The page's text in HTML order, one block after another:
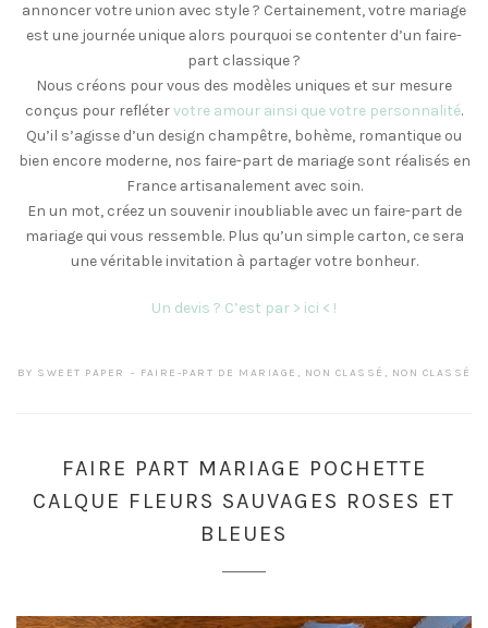
annoncer votre union avec style ? Certainement, votre mariage
est une journée unique alors pourquoi se contenter d’un faire-
part classique ?
Nous créons pour vous des modèles uniques et sur mesure
conçus pour reflétervotre amour ainsi que votre personnalité.
Qu’il s’agisse d’un design champêtre, bohème, romantique ou
bien encore moderne, nos faire-part de mariage sont réalisés en
France artisanalement avec soin.
En un mot, créez un souvenir inoubliable avec un faire-part de
mariage qui vous ressemble. Plus qu’un simple carton, ce sera
une véritable invitation à partager votre bonheur.
Un devis ? C’est par > ici < !
BY SWEET PAPER FAIRE-PART DE MARIAGE , NON CLASSÉ , NON CLASSÉ
FAIRE PART MARIAGE POCHETTE
CALQUE FLEURS SAUVAGES ROSES ET
BLEUES